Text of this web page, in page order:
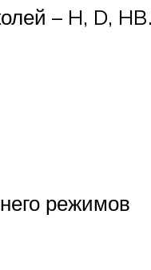
– H, D,
режимов